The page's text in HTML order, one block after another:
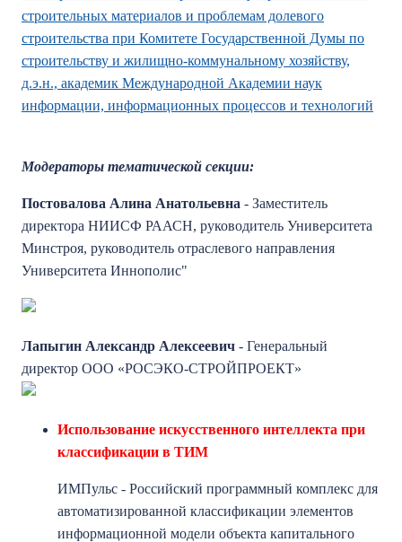
Модераторы тематической секции:
Постовалова Алина Анатольевна - Заместитель
директора НИИСФ РААСН, руководитель Университета
Минстроя, руководитель отраслевого направления
Университета Иннополис"
Лапыгин Александр Алексеевич - Генеральный
директор ООО «РОСЭКО-СТРОЙПРОЕКТ»
Использование искусственного интеллекта при
классификации в ТИМ
ИМПульс - Российский программный комплекс для
автоматизированной классификации элементов
информационной модели объекта капитального